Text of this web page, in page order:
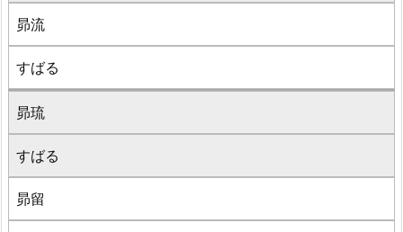
昴流
すばる
昴琉
すばる
昴留